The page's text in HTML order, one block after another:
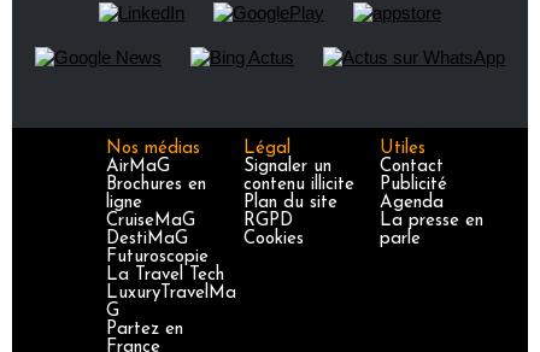
Nos médias
AirMaG
Brochures en
ligne
CruiseMaG
DestiMaG
Futuroscopie
La Travel Tech
LuxuryTravelMa
G
Partez en
France
Légal
Signaler un
contenu illicite
Plan du site
RGPD
Cookies
Utiles
Contact
Publicité
Agenda
La presse en
parle